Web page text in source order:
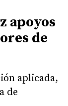
apoyos
de
aplicada,
de